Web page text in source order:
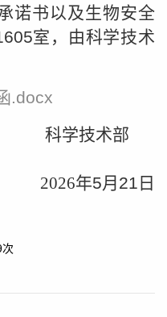
诺书以及生物安全
室，由科学技术
.docx
科学技术部
2026年5月 21 日
次